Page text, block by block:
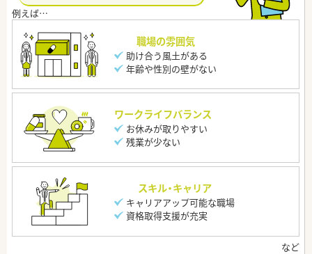
職場の雰囲気
助け合う風土がある
年齢や性別の壁がない
ワークライフバランス
お休みが取りやすい
残業が少ない
スキル・キャリア
キャリアアップ可能な職場
資格取得支援が充実